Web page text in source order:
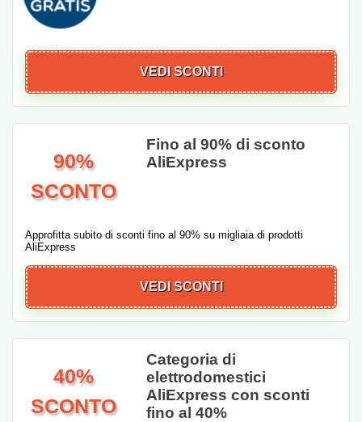
VEDI SCONTI
90%
SCONTO
Fino al 90% di sconto
AliExpress
Approfitta subito di sconti fino al 90% su migliaia di prodotti
AliExpress
VEDI SCONTI
40%
SCONTO
Categoria di
elettrodomestici
AliExpress con sconti
fino al 40%